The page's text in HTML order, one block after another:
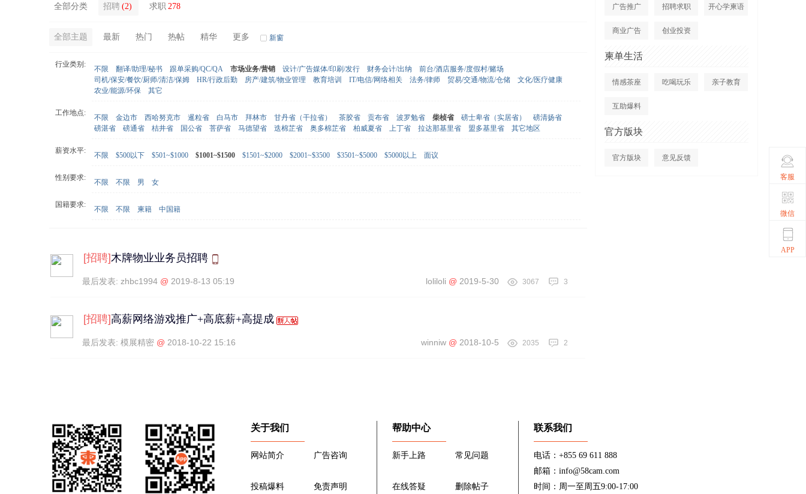
广告推广 招聘求职 开心学柬语
商业广告 创业投资
柬单生活
情感茶座 吃喝玩乐 亲子教育
互助爆料
官方版块
官方版块 意见反馈
全部分类 招聘 (2) 求职 278
全部主题 最新 热门 热帖 精华 更多 新窗
行业类别:
不限 翻译/助理/秘书 跟单采购/QC/QA 市场业务/营销 设计/广告媒体/印刷/发行 财务会计/出纳
前台/酒店服务/度假村/赌场
司机/保安/餐饮/厨师/清洁/保姆
HR/行政后勤 房产/建筑/物业管理 教育培训 IT/电信/网络相关 法务/律师 贸易/交通/物流/仓储
文化/医疗健康
农业/能源/环保
其它
工作地点:
不限 金边市 西哈努克市 暹粒省 白马市 拜林市 甘丹省（干拉省） 茶胶省 贡布省 波罗勉省 柴桢省 磅士卑省（实居省）
磅清扬省
磅湛省
磅通省 桔井省 国公省 菩萨省 马德望省 迭棉芷省 奥多棉芷省 柏威夏省 上丁省 拉达那基里省 盟多基里省 其它地区
薪资水平:
不限 $500以下 $501~$1000 $1001~$1500 $1501~$2000 $2001~$3500 $3501~$5000 $5000以上 面议
性别要求:
不限 不限 男 女
国籍要求:
不限 不限 柬籍 中国籍
[招聘]木牌物业业务员招聘
最后发表: zhbc1994 @ 2019-8-13 05:19 loliloli @ 2019-5-30 3067 3
[招聘]高薪网络游戏推广+高底薪+高提成
最后发表: 模展精密 @ 2018-10-22 15:16 winniw @ 2018-10-5 2035 2
关于我们
网站简介 广告咨询
投稿爆料 免责声明
帮助中心
新手上路 常见问题
在线答疑 删除帖子
联系我们
电话：+855 69 611 888
邮箱：info@58cam.com
时间：周一至周五9:00-17:00
客服
微信
APP